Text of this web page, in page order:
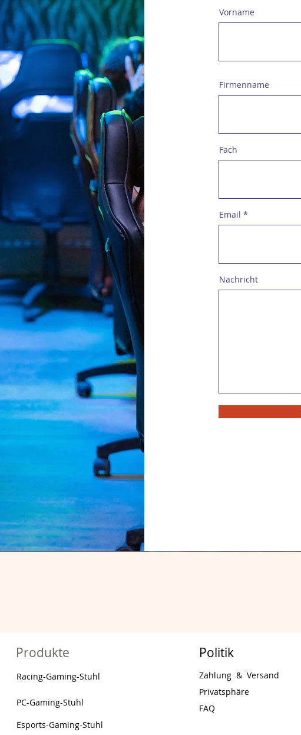
Vorname
Firmenname
Fach
Email
Nachricht
Produkte
Racing-Gaming-Stuhl
PC-Gaming-Stuhl
Esports-Gaming-Stuhl
Politik
Zahlung & Versand
Privatsphäre
FAQ